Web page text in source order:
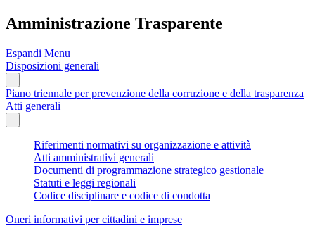
Amministrazione Trasparente
Espandi Menu
Disposizioni generali
Piano triennale per prevenzione della corruzione e della trasparenza
Atti generali
Riferimenti normativi su organizzazione e attività
Atti amministrativi generali
Documenti di programmazione strategico gestionale
Statuti e leggi regionali
Codice disciplinare e codice di condotta
Oneri informativi per cittadini e imprese